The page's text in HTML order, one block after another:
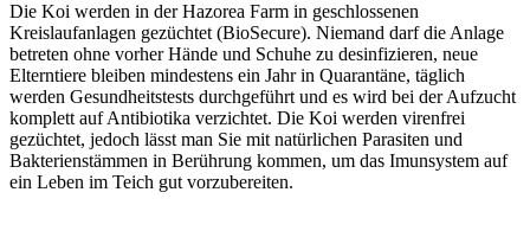
Die Koi werden in der Hazorea Farm in geschlossenen
Kreislaufanlagen gezüchtet (BioSecure). Niemand darf die Anlage
betreten ohne vorher Hände und Schuhe zu desinfizieren, neue
Elterntiere bleiben mindestens ein Jahr in Quarantäne, täglich
werden Gesundheitstests durchgeführt und es wird bei der Aufzucht
komplett auf Antibiotika verzichtet. Die Koi werden virenfrei
gezüchtet, jedoch lässt man Sie mit natürlichen Parasiten und
Bakterienstämmen in Berührung kommen, um das Imunsystem auf
ein Leben im Teich gut vorzubereiten.